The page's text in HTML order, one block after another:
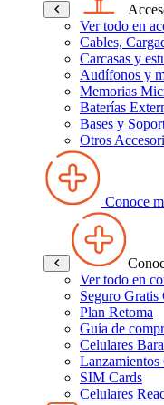
Ver todo en
Cables,
Carcasas y
Audífonos y
Memorias
Baterías
Bases y
Otros
Conoce
Ver todo en
Seguro Gratis
Plan Retoma
Guía de
Celulares
Lanzamientos
SIM Cards
Celulares